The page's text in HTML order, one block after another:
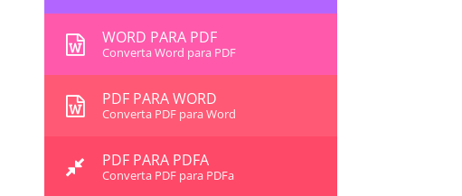
WORD PARA PDF
Converta Word para PDF
PDF PARA WORD
Converta PDF para Word
PDF PARA PDFA
Converta PDF para PDFa